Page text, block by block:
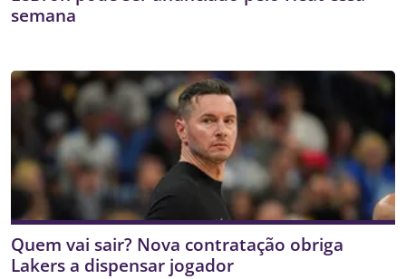
semana
Quem vai sair? Nova contratação obriga
Lakers a dispensar jogador